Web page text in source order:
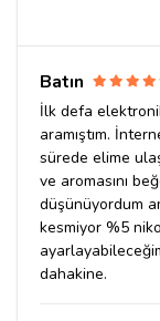
Batın
İlk defa
aramıştım.
sürede elime
ve aromasını
düşünüyordum
kesmiyor %5
dahakine.